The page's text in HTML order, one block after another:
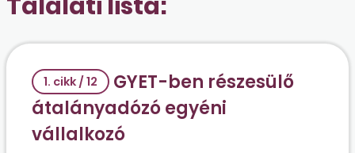
1. cikk / 12
GYET-ben részesülő
átalányadózó egyéni
vállalkozó